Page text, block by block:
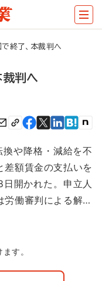
終了、本裁判へ
判へ
や降格・減給を不
差額賃金の支払いを
開かれた。申立人
労働審判による解…
す。